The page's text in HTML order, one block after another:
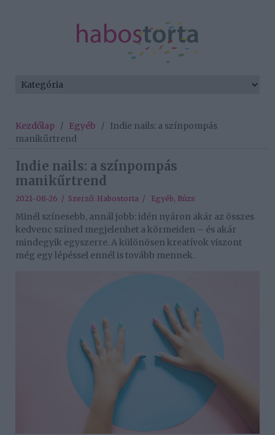
Kezdőlap / Egyéb / Indie nails: a színpompás
manikűrtrend
Indie nails: a színpompás
manikűrtrend
2021-08-26 / Szerző: Habostorta / Egyéb, Rúzs
Minél színesebb, annál jobb: idén nyáron akár az összes
kedvenc színed megjelenhet a körmeiden – és akár
mindegyik egyszerre. A különösen kreatívok viszont
még egy lépéssel ennél is tovább mennek.